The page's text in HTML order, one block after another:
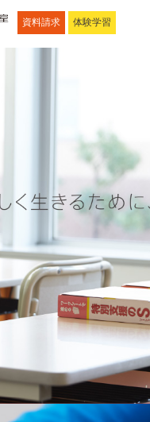
資料請求 体験学習